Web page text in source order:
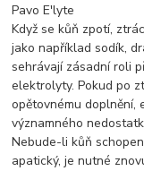
Pavo E'lyte
Když se kůň zpotí,
jako například sodík,
sehrávají zásadní roli
elektrolyty. Pokud po
opětovnému doplnění,
významného
Nebude-li kůň
apatický, je nutné